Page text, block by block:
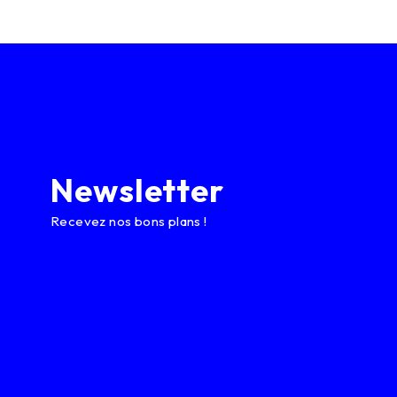
Newsletter
Recevez nos bons plans !